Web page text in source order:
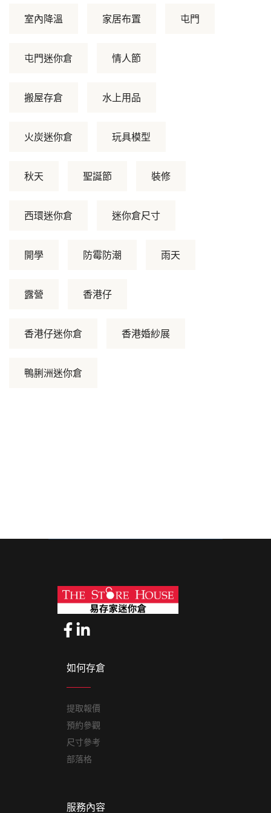
室內降溫 家居布置 屯門
屯門迷你倉 情人節
搬屋存倉 水上用品
火炭迷你倉 玩具模型
秋天 聖誕節 裝修
西環迷你倉 迷你倉尺寸
開學 防霉防潮 雨天
露營 香港仔
香港仔迷你倉 香港婚紗展
鴨脷洲迷你倉
如何存倉
提取報價
預約參觀
尺寸參考
部落格
服務內容